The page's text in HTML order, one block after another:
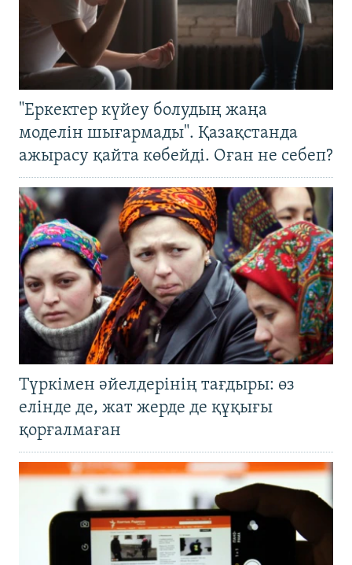
"Еркектер күйеу болудың жаңа
моделін шығармады". Қазақстанда
ажырасу қайта көбейді. Оған не себеп?
Түркімен әйелдерінің тағдыры: өз
елінде де, жат жерде де құқығы
қорғалмаған